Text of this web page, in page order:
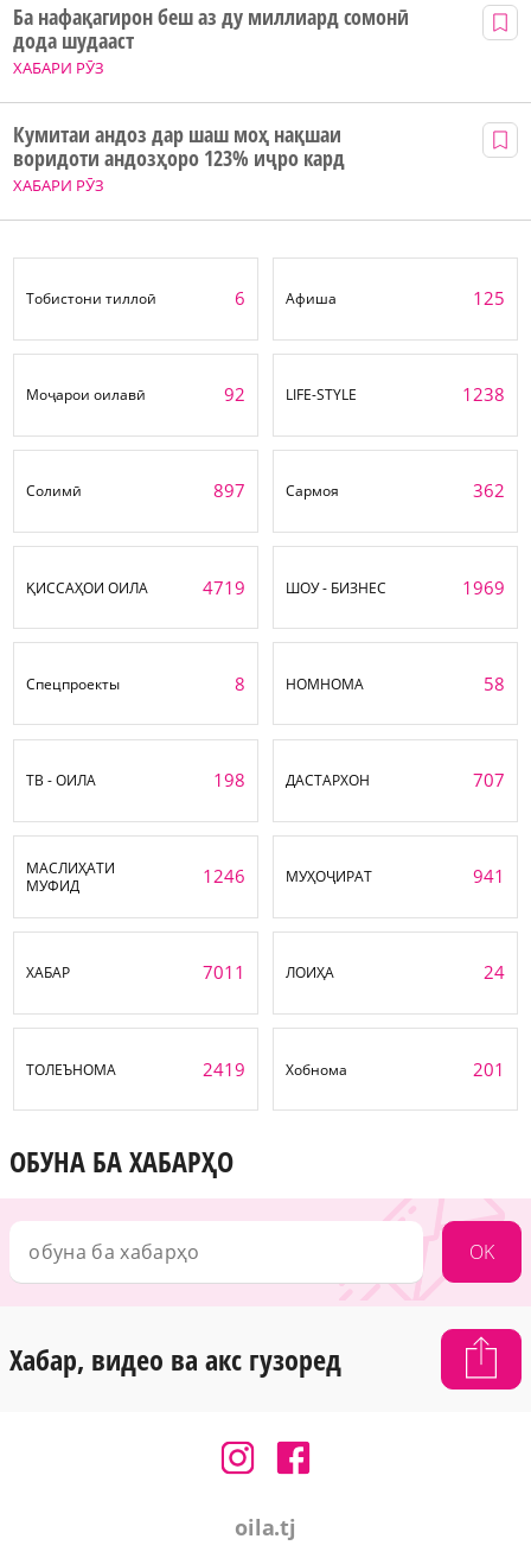
ХАБАРИ РӮЗ
Ба нафақагирон беш аз ду миллиард сомонӣ
дода шудааст
ХАБАРИ РӮЗ
Кумитаи андоз дар шаш моҳ нақшаи
воридоти андозҳоро 123% иҷро кард
Тобистони тиллоӣ 6 Афиша 125
Моҷарои оилавӣ 92 LIFE-STYLE 1238
Солимӣ 897 Сармоя 362
ҚИССАҲОИ ОИЛА 4719 ШОУ - БИЗНЕС 1969
Спецпроекты 8 НОМНОМА 58
ТВ - ОИЛА 198 ДАСТАРХОН 707
МАСЛИҲАТИ
МУФИД
1246 МУҲОҶИРАТ 941
ХАБАР 7011 ЛОИҲА 24
ТОЛЕЪНОМА 2419 Хобнома 201
ОБУНА БА ХАБАРҲО
OK
Хабар, видео ва акс гузоред
oila.tj